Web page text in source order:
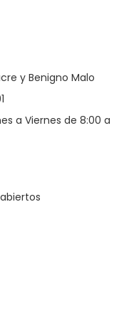
y Benigno Malo
a Viernes de 8:00 a